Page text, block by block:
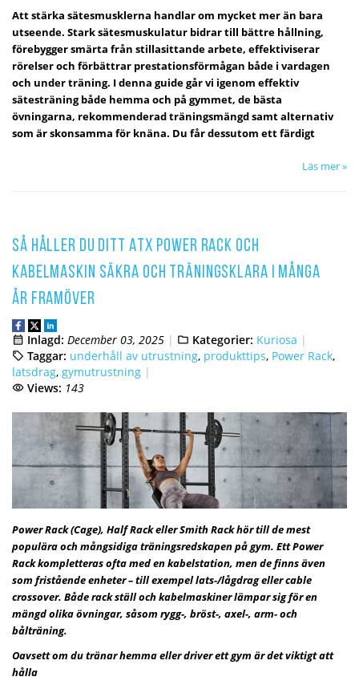
Att stärka sätesmusklerna handlar om mycket mer än bara
utseende. Stark sätesmuskulatur bidrar till bättre hållning,
förebygger smärta från stillasittande arbete, effektiviserar
rörelser och förbättrar prestationsförmågan både i vardagen
och under träning. I denna guide går vi igenom effektiv
sätesträning både hemma och på gymmet, de bästa
övningarna, rekommenderad träningsmängd samt alternativ
som är skonsamma för knäna. Du får dessutom ett färdigt
Läs mer »
Så håller du ditt ATX Power Rack och
Kabelmaskin säkra och träningsklara i många
år framöver
Inlagd: December 03, 2025 Kategorier: Kuriosa
Taggar: underhåll av utrustning, produkttips, Power Rack,
latsdrag, gymutrustning
Views: 143
Power Rack (Cage), Half Rack eller Smith Rack hör till de mest
populära och mångsidiga träningsredskapen på gym. Ett Power
Rack kompletteras ofta med en kabelstation, men de finns även
som fristående enheter – till exempel lats-/lågdrag eller cable
crossover. Både rack ställ och kabelmaskiner lämpar sig för en
mängd olika övningar, såsom rygg-, bröst-, axel-, arm- och
bålträning.
Oavsett om du tränar hemma eller driver ett gym är det viktigt att
hålla